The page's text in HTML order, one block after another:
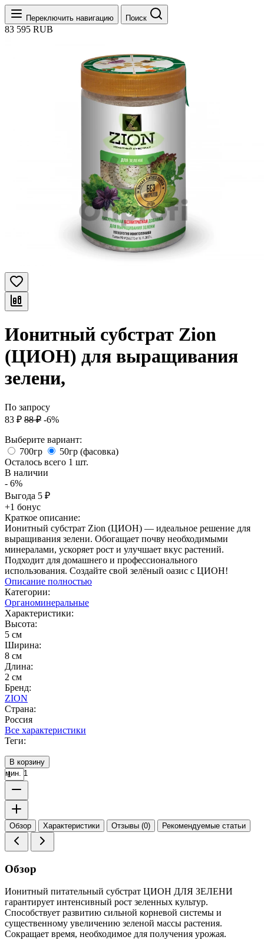
Переключить навигацию Поиск
83 595 RUB
Ионитный субстрат Zion
(ЦИОН) для выращивания
зелени,
По запросу
83 ₽ 88 ₽ -6%
Выберите вариант:
700гр
50гр (фасовка)
Осталось всего 1 шт.
В наличии
- 6%
Выгода 5 ₽
+1 бонус
Краткое описание:
Ионитный субстрат Zion (ЦИОН) — идеальное решение для
выращивания зелени. Обогащает почву необходимыми
минералами, ускоряет рост и улучшает вкус растений.
Подходит для домашнего и профессионального
использования. Создайте свой зелёный оазис с ЦИОН!
Описание полностью
Категории:
Органоминеральные
Характеристики:
Высота:
5 см
Ширина:
8 см
Длина:
2 см
Бренд:
ZION
Страна:
Россия
Все характеристики
Теги:
В корзину
мин. 1
Обзор Характеристики Отзывы (0) Рекомендуемые статьи
Обзор
Ионитный питательный субстрат ЦИОН ДЛЯ ЗЕЛЕНИ
гарантирует интенсивный рост зеленных культур.
Способствует развитию сильной корневой системы и
существенному увеличению зеленой массы растения.
Сокращает время, необходимое для получения урожая.